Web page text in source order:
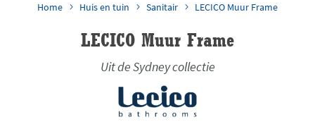
Home
Huis en tuin Sanitair LECICO Muur Frame
LECICO Muur Frame
Uit de Sydney collectie